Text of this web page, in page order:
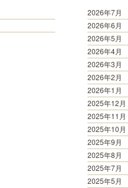
で
楽
2026年7月
2026年6月
2026年5月
2026年4月
2026年3月
2026年2月
2026年1月
2025年12月
2025年11月
2025年10月
2025年9月
2025年8月
2025年7月
2025年5月